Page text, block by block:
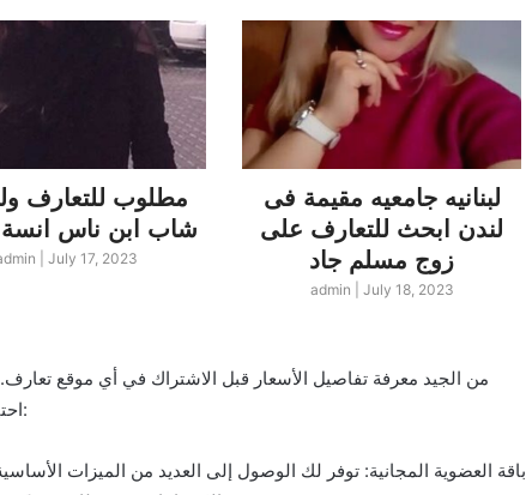
مطلوب للتعارف
July 17, 2023
لبنانيه جامعيه مقيمة فى
لندن ابحث للتعارف على
زوج مسلم جاد
admin July 18, 2023
من الجيد معرفة تفاصيل الأسعار قبل الاشتراك في أي موقع
احتياجاتك وميزانيتك. يمكنك الاختيار من بين الباقات التالية:
باقة العضوية المجانية: توفر لك الوصول إلى العديد من الميزات